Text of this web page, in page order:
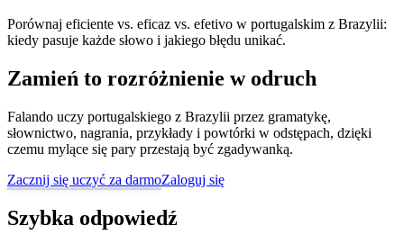
Porównaj eficiente vs. eficaz vs. efetivo w portugalskim z Brazylii:
kiedy pasuje każde słowo i jakiego błędu unikać.
Zamień to rozróżnienie w odruch
Falando uczy portugalskiego z Brazylii przez gramatykę,
słownictwo, nagrania, przykłady i powtórki w odstępach, dzięki
czemu mylące się pary przestają być zgadywanką.
Zacznij się uczyć za darmoZaloguj się
Szybka odpowiedź